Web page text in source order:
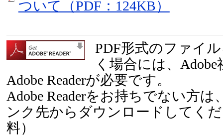
ついて（PDF：124KB）
PDF形式のファイ
く場合には、
Adobe Readerが必要です。
Adobe Readerをお持ちでない方は
ンク先からダウンロードしてく
料）